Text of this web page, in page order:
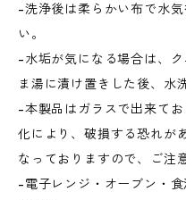
-洗浄後は柔らかい布で水
い。
-水垢が気になる場合は、
ま湯に漬け置きした後、水
-本製品はガラスで出来て
化により、破損する恐れが
なっておりますので、ご注
-電子レンジ・オーブン・